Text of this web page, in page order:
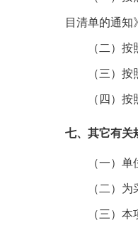
目清单的通知
（二）
（三）
（四）
七、其它有关
（一）
（二）
（三）